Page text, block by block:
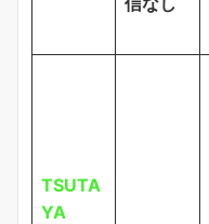
TSUTA
YA